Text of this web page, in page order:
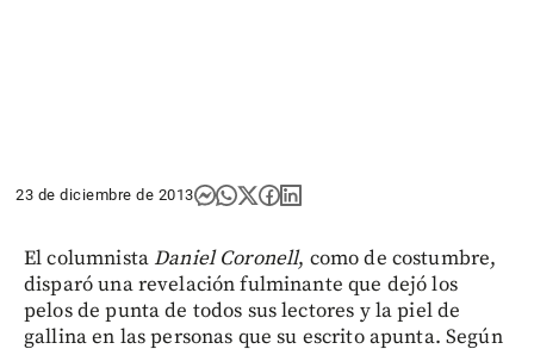
23 de diciembre de 2013
El columnistaDaniel Coronell, como de costumbre,
disparó una revelación fulminante que dejó los
pelos de punta de todos sus lectores y la piel de
gallina en las personas que su escrito apunta. Según